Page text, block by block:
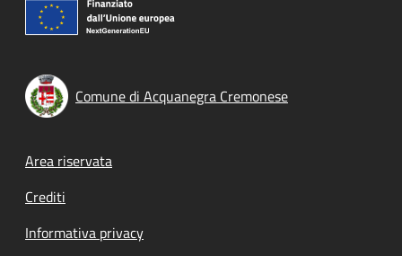
Comune di Acquanegra Cremonese
Footer menu
Area riservata
Crediti
Informativa privacy